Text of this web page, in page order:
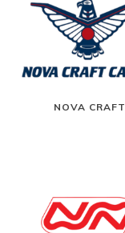
NOVA CRAFT